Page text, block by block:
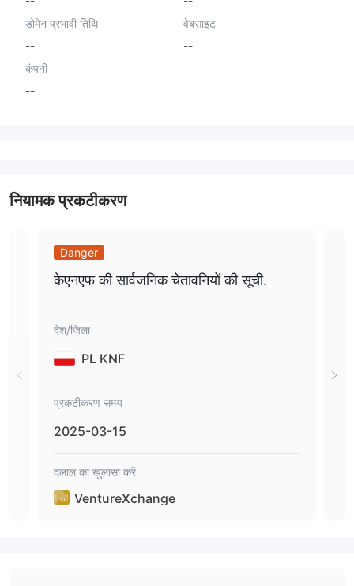
डोमेन प्रभावी तिथि
--
वेबसाइट
--
कंपनी
--
नियामक प्रकटीकरण
Danger
केएनएफ की सार्वजनिक चेतावनियों की सूची.
देश/जिला
PL KNF
प्रकटीकरण समय
2025-03-15
दलाल का खुलासा करें
VentureXchange